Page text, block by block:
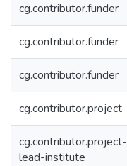
cg.contributor.funder
cg.contributor.funder
cg.contributor.funder
cg.contributor.project
cg.contributor.project-
lead-institute